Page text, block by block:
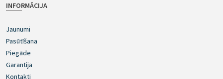
INFORMĀCIJA
Jaunumi
Pasūtīšana
Piegāde
Garantija
Kontakti